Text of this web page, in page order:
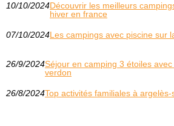
10/10/2024Découvrir les meilleurs
hiver en france
07/10/2024Les campings avec piscine sur
26/9/2024Séjour en camping 3 étoiles
verdon
26/8/2024Top activités familiales à